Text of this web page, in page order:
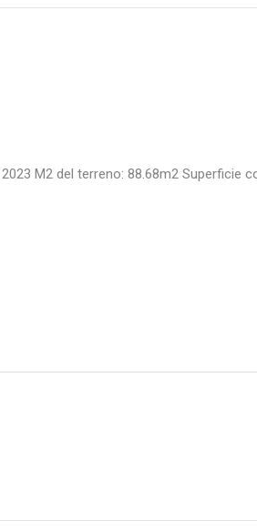
M2 del terreno: 88.68m2 Superficie